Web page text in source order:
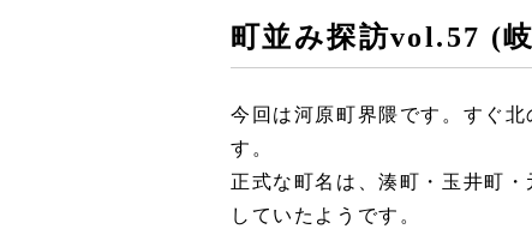
町並み探訪vol.57 (
今回は河原町界隈です。すぐ
す。
正式な町名は、湊町・玉井町
していたようです。